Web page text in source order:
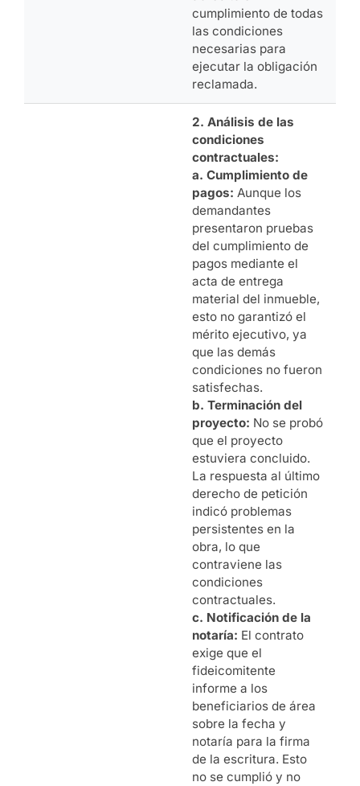
cumplimiento de todas
las condiciones
necesarias para
ejecutar la obligación
reclamada.
2. Análisis de las
condiciones
contractuales:
a. Cumplimiento de
pagos: Aunque los
demandantes
presentaron pruebas
del cumplimiento de
pagos mediante el
acta de entrega
material del inmueble,
esto no garantizó el
mérito ejecutivo, ya
que las demás
condiciones no fueron
satisfechas.
b. Terminación del
proyecto: No se probó
que el proyecto
estuviera concluido.
La respuesta al último
derecho de petición
indicó problemas
persistentes en la
obra, lo que
contraviene las
condiciones
contractuales.
c. Notificación de la
notaría: El contrato
exige que el
fideicomitente
informe a los
beneficiarios de área
sobre la fecha y
notaría para la firma
de la escritura. Esto
no se cumplió y no